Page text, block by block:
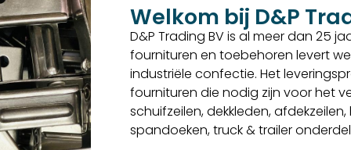
Welkom bij D&P
D&P Trading BV is al meer dan 25
fournituren en toebehoren levert
industriële confectie. Het
fournituren die nodig zijn voor het
schuifzeilen, dekkleden,
spandoeken, truck & trailer